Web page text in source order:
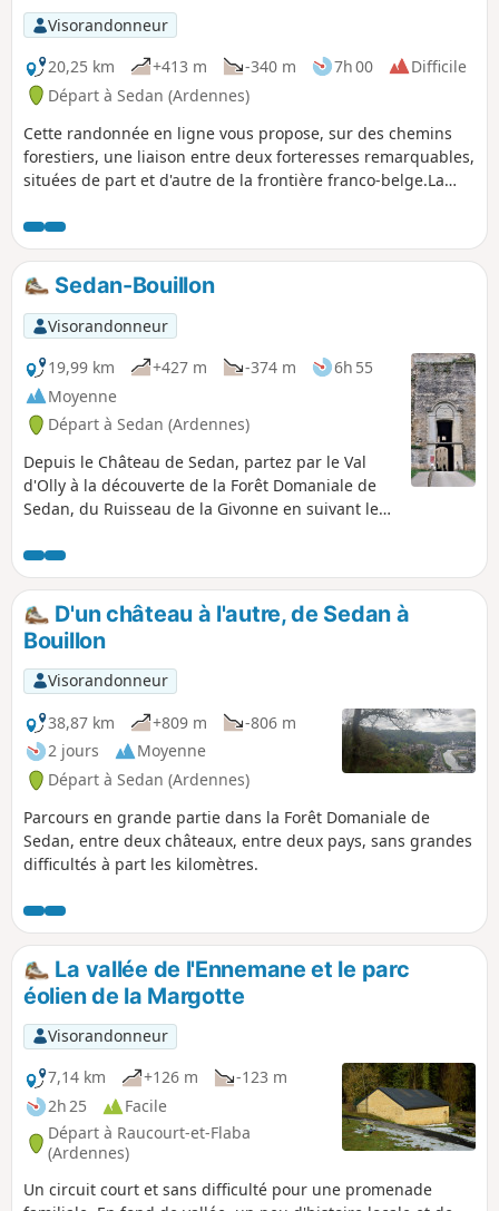
Visorandonneur
20,25 km
+413 m -340 m 7h 00
Difficile
Départ à Sedan (Ardennes)
Cette randonnée en ligne vous propose, sur des chemins
forestiers, une liaison entre deux forteresses remarquables,
situées de part et d'autre de la frontière franco-belge.La
par un souterrain reliant les deux châteaux !
Sedan-Bouillon
Visorandonneur
19,99 km
+427 m -374 m
6h 55
Moyenne
Départ à Sedan (Ardennes)
Depuis le Château de Sedan, partez par le Val
d'Olly à la découverte de la Forêt Domaniale de
Sedan, du Ruisseau de la Givonne en suivant le
passé la frontière, traversez l'Arboretum
Botanique de Bouillon et terminez par le Point de
Vue de la Ramonette sur le Château de Bouillon.
D'un château à l'autre, de Sedan à
Bouillon
Visorandonneur
38,87 km
+809 m
-806 m
2 jours
Moyenne
Départ à Sedan (Ardennes)
Parcours en grande partie dans la Forêt Domaniale de
Sedan, entre deux châteaux, entre deux pays, sans grandes
difficultés à part les kilomètres.
La vallée de l'Ennemane et le parc
éolien de la Margotte
Visorandonneur
7,14 km
+126 m
-123 m
2h 25
Facile
Départ à Raucourt-et-Flaba
(Ardennes)
Un circuit court et sans difficulté pour une promenade